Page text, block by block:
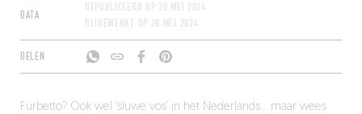
DATA
GEPUBLICEERD OP 20 MEI 2024
BIJGEWERKT OP 20 MEI 2024
DELEN
Furbetto? Ook wel ‘sluwe vos’ in het Nederlands… maar wees